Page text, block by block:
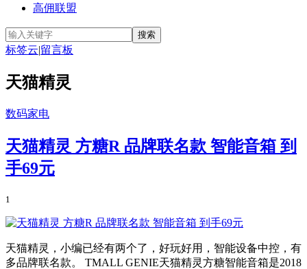
高佣联盟
标签云|留言板
天猫精灵
数码家电
天猫精灵 方糖R 品牌联名款 智能音箱 到
手69元
1
天猫精灵，小编已经有两个了，好玩好用，智能设备中控，有
多品牌联名款。 TMALL GENIE天猫精灵方糖智能音箱是2018